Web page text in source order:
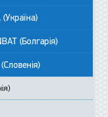
(Болгарія)